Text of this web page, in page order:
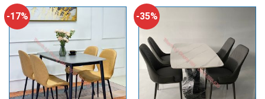
11,800,000₫.
-17% -35%